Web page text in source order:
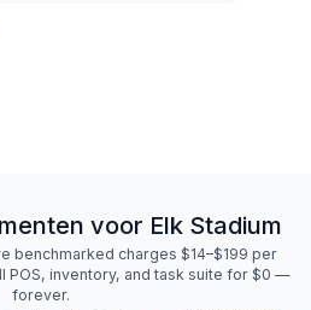
voor Elk Stadium
benchmarked charges $14–$199 per
POS, inventory, and task suite for $0 —
forever.